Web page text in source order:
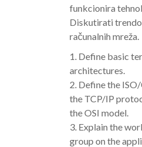
funkcionira
Diskutirati
računalnih mreža.
1. Define basic
architectures.
2. Define the
the TCP/IP
the OSI model.
3. Explain the
group on the